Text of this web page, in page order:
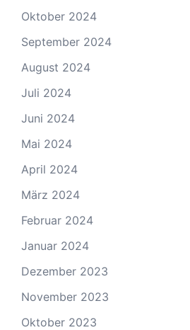
Oktober 2024
September 2024
August 2024
Juli 2024
Juni 2024
Mai 2024
April 2024
März 2024
Februar 2024
Januar 2024
Dezember 2023
November 2023
Oktober 2023